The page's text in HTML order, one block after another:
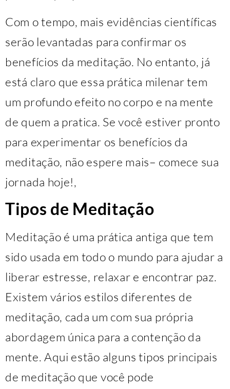
Com o tempo, mais evidências científicas
serão levantadas para confirmar os
benefícios da meditação. No entanto, já
está claro que essa prática milenar tem
um profundo efeito no corpo e na mente
de quem a pratica. Se você estiver pronto
para experimentar os benefícios da
meditação, não espere mais– comece sua
jornada hoje!,
Tipos de Meditação
Meditação é uma prática antiga que tem
sido usada em todo o mundo para ajudar a
liberar estresse, relaxar e encontrar paz.
Existem vários estilos diferentes de
meditação, cada um com sua própria
abordagem única para a contenção da
mente. Aqui estão alguns tipos principais
de meditação que você pode